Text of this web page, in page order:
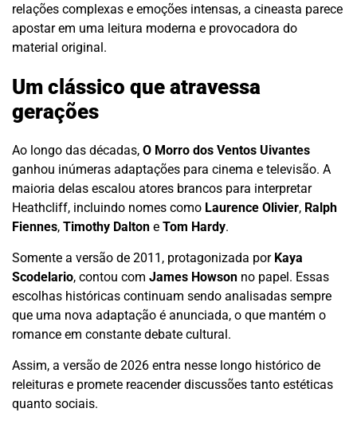
relações complexas e emoções intensas, a cineasta parece
apostar em uma leitura moderna e provocadora do
material original.
Um clássico que atravessa
gerações
Ao longo das décadas, O Morro dos Ventos Uivantes
ganhou inúmeras adaptações para cinema e televisão. A
maioria delas escalou atores brancos para interpretar
Heathcliff, incluindo nomes como Laurence Olivier, Ralph
Fiennes, Timothy Dalton e Tom Hardy.
Somente a versão de 2011, protagonizada por Kaya
Scodelario, contou com James Howson no papel. Essas
escolhas históricas continuam sendo analisadas sempre
que uma nova adaptação é anunciada, o que mantém o
romance em constante debate cultural.
Assim, a versão de 2026 entra nesse longo histórico de
releituras e promete reacender discussões tanto estéticas
quanto sociais.